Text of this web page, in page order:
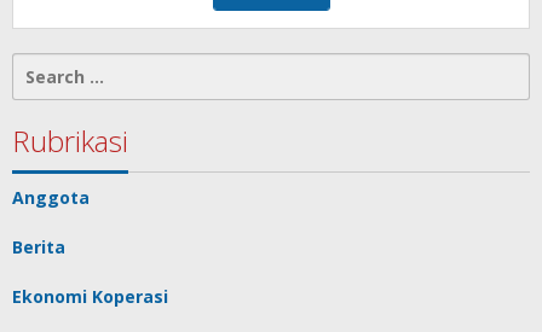
for:
Rubrikasi
Anggota
Berita
Ekonomi Koperasi